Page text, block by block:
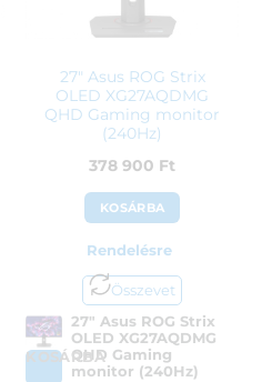
27″ Asus ROG Strix
OLED XG27AQDMG
QHD Gaming monitor
(240Hz)
378 900 Ft
KOSÁRBA
Rendelésre
Összevet
KOSÁRBA
27″ Asus ROG Strix
OLED XG27AQDMG
QHD Gaming
monitor (240Hz)